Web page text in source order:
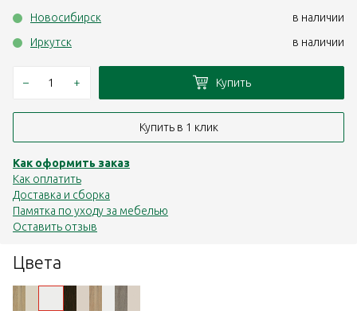
Цвета
Новосибирск
в наличии
Иркутск
в наличии
– + Купить
Купить в 1 клик
Как оформить заказ
Как оплатить
Доставка и сборка
Памятка по уходу за мебелью
Оставить отзыв